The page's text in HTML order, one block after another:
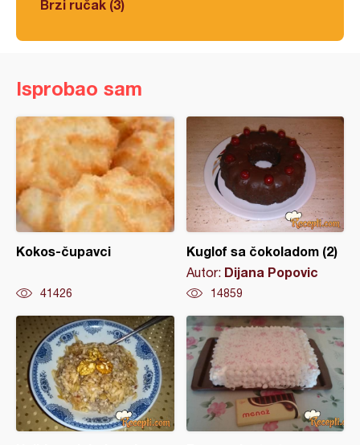
Brzi ručak (3)
Isprobao sam
Kokos-čupavci
41426
Kuglof sa čokoladom (2)
Autor: Dijana Popovic
14859